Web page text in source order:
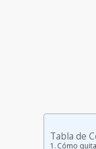
Tabla de
Cómo